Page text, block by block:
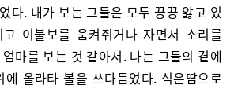
다. 내가 보는 그들은 모두 끙끙 앓고 있
이불보를 움켜쥐거나 자면서 소리를
마를 보는 것 같아서. 나는 그들의 곁에
올라타 볼을 쓰다듬었다. 식은땀으로